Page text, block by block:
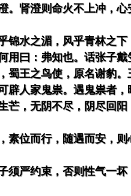
。肾澄则命火不上冲，
锦水之湄，风乎青林之
用曰：弗知也。话张子
蜀王之鸟使，原名谢豹
辟人家鬼祟。遇鬼祟者
芒，无阴不尽，阴尽回
素位而行，随遇而安，则
须严约束，否则性气一